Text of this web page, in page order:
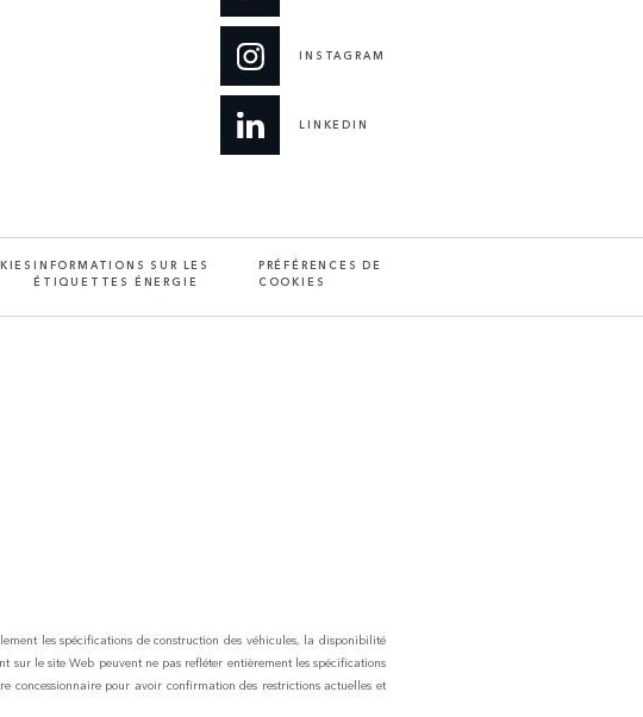
INSTAGRAM
LINKEDIN
INFORMATIONS SUR LES
ÉTIQUETTES ÉNERGIE
PRÉFÉRENCES DE
COOKIES
les spécifications de construction des véhicules, la disponibilité
sur le site Web peuvent ne pas refléter entièrement les spécifications
concessionnaire pour avoir confirmation des restrictions actuelles et